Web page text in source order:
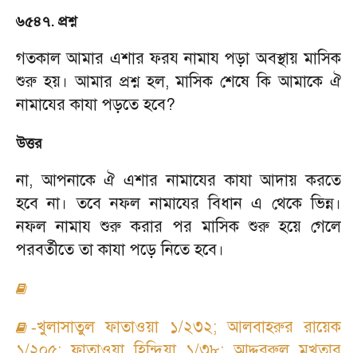
৬৫৪৭. প্রশ্ন
গতকাল আমার এশার ফরয নামায পড়া অবস্থায় মাসিক
শুরু হয়। আমার প্রশ্ন হল,মাসিক শেষে কি আমাকে ঐ
নামাযের কাযা পড়তে হবে?
উত্তর
না,আপনাকে ঐ এশার নামাযের কাযা আদায় করতে
হবে না। তবে নফল নামাযের বিধান এ থেকে ভিন্ন।
নফল নামায শুরু করার পর মাসিক শুরু হয়ে গেলে
পরবর্তীতে তা কাযা পড়ে নিতে হবে।
-খুলাসাতুল ফাতাওয়া ১/২৩২;আলবাহরুর রায়েক